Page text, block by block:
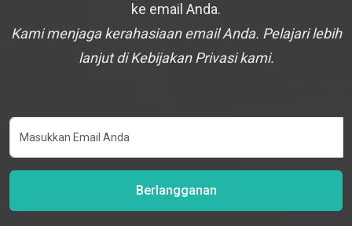
ke email Anda.
Kami menjaga kerahasiaan email Anda. Pelajari lebih
lanjut di Kebijakan Privasi kami.
Berlangganan